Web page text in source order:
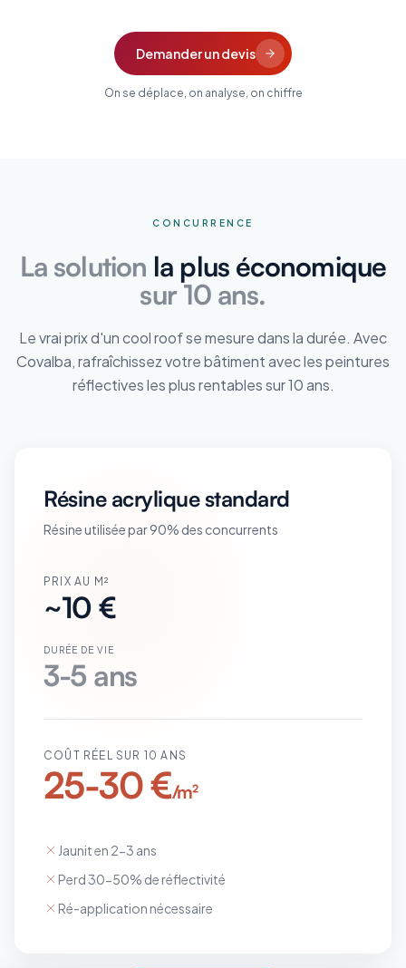
Demander un devis
On se déplace, on analyse, on chiffre
CONCURRENCE
La solution la plus économique
sur 10 ans.
Le vrai prix d'un cool roof se mesure dans la durée. Avec
Covalba, rafraîchissez votre bâtiment avec les peintures
réflectives les plus rentables sur 10 ans.
Résine acrylique standard
Résine utilisée par 90% des concurrents
PRIX AU M²
~10 €
DURÉE DE VIE
3-5 ans
COÛT RÉEL SUR 10 ANS
25-30 €/m²
Jaunit en 2-3 ans
Perd 30-50% de réflectivité
Ré-application nécessaire